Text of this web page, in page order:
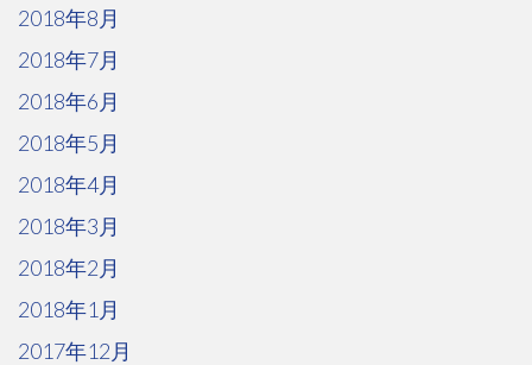
2018年8月
2018年7月
2018年6月
2018年5月
2018年4月
2018年3月
2018年2月
2018年1月
2017年12月